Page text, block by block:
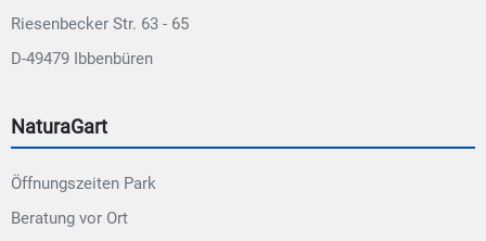
Riesenbecker Str. 63 - 65
D-49479 Ibbenbüren
NaturaGart
Öffnungszeiten Park
Beratung vor Ort